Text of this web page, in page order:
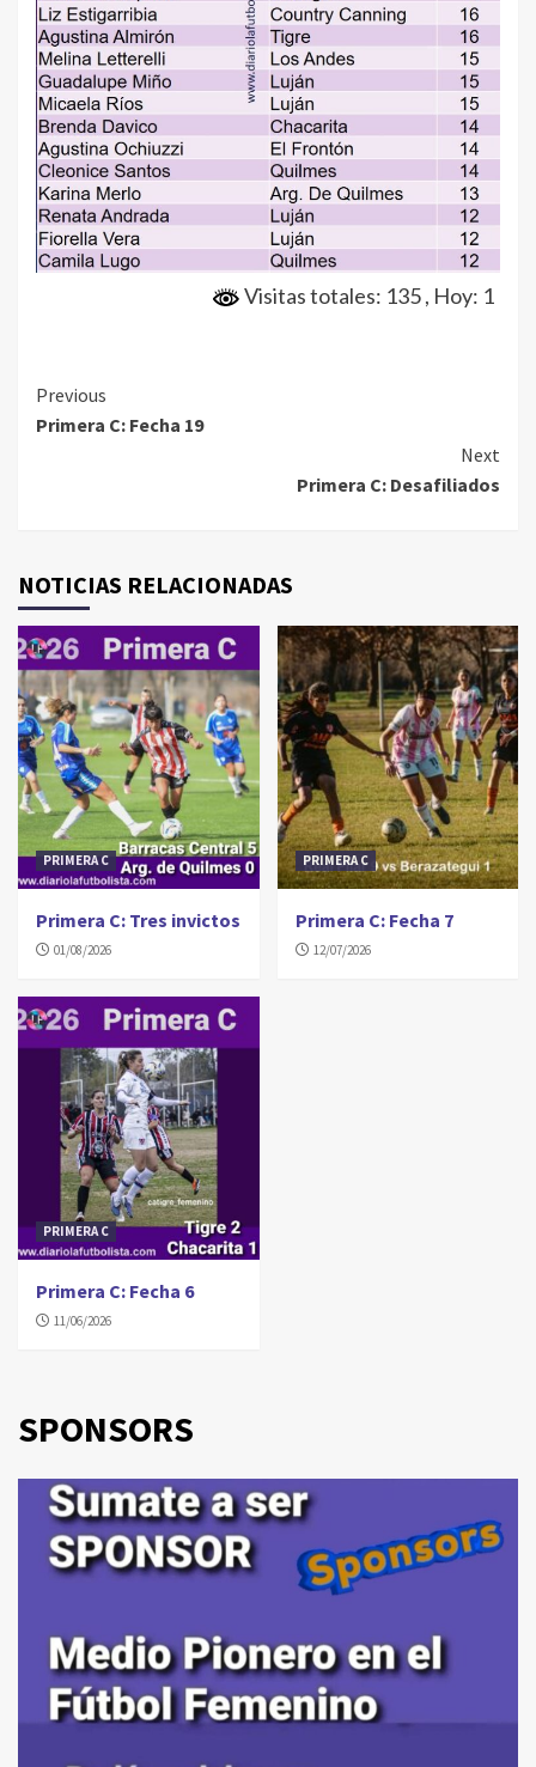
Visitas totales: 135, Hoy: 1
Continue
Reading
Previous
Primera C: Fecha 19
Next
Primera C: Desafiliados
NOTICIAS RELACIONADAS
PRIMERA C
Primera C: Tres invictos
01/08/2026
PRIMERA C
Primera C: Fecha 7
12/07/2026
PRIMERA C
Primera C: Fecha 6
11/06/2026
SPONSORS